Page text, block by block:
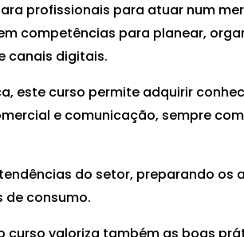
profissionais para atuar num
competências para planear,
canais digitais.
este curso permite adquirir
e comunicação, sempre
do setor, preparando
de consumo.